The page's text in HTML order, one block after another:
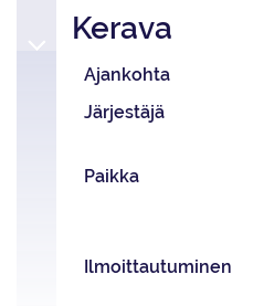
Kerava
Ajankohta
Järjestäjä
Paikka
Ilmoittautuminen